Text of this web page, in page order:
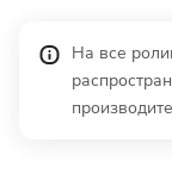
На все